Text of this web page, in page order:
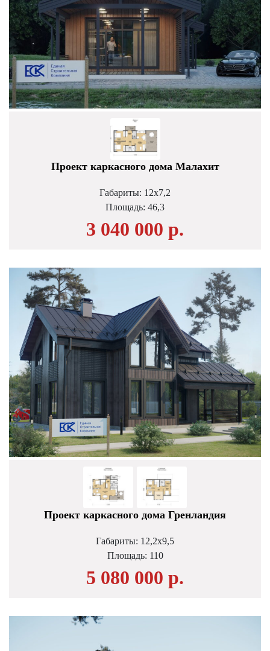
Проект каркасного дома Малахит
Габариты: 12х7,2
Площадь: 46,3
3 040 000 р.
Проект каркасного дома Гренландия
Габариты: 12,2х9,5
Площадь: 110
5 080 000 р.